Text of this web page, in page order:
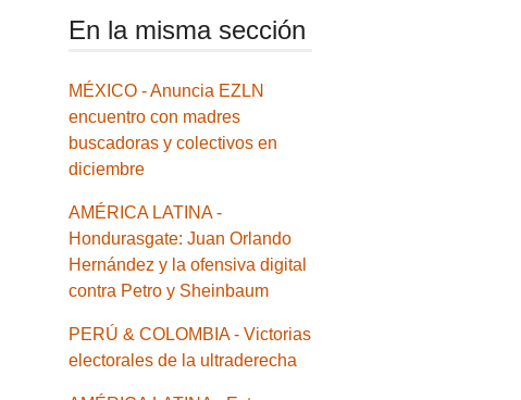
En la misma sección
MÉXICO - Anuncia EZLN
encuentro con madres
buscadoras y colectivos en
diciembre
AMÉRICA LATINA -
Hondurasgate: Juan Orlando
Hernández y la ofensiva digital
contra Petro y Sheinbaum
PERÚ & COLOMBIA - Victorias
electorales de la ultraderecha